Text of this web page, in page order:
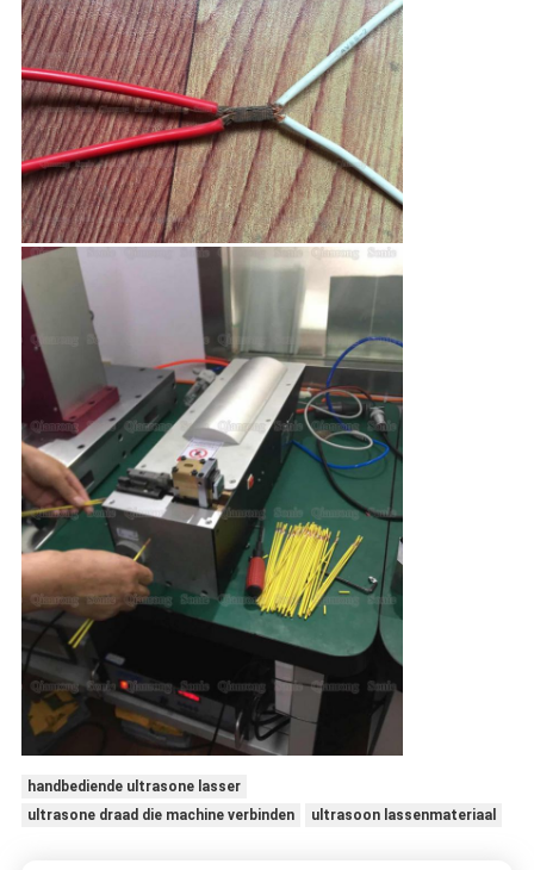
handbediende ultrasone lasser
ultrasone draad die machine verbinden
ultrasoon lassenmateriaal